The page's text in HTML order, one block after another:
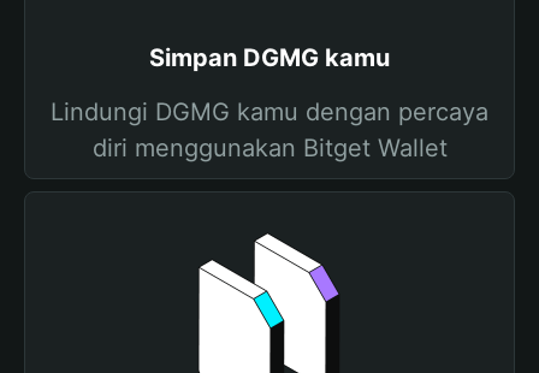
Simpan DGMG kamu
Lindungi DGMG kamu dengan percaya
diri menggunakan Bitget Wallet